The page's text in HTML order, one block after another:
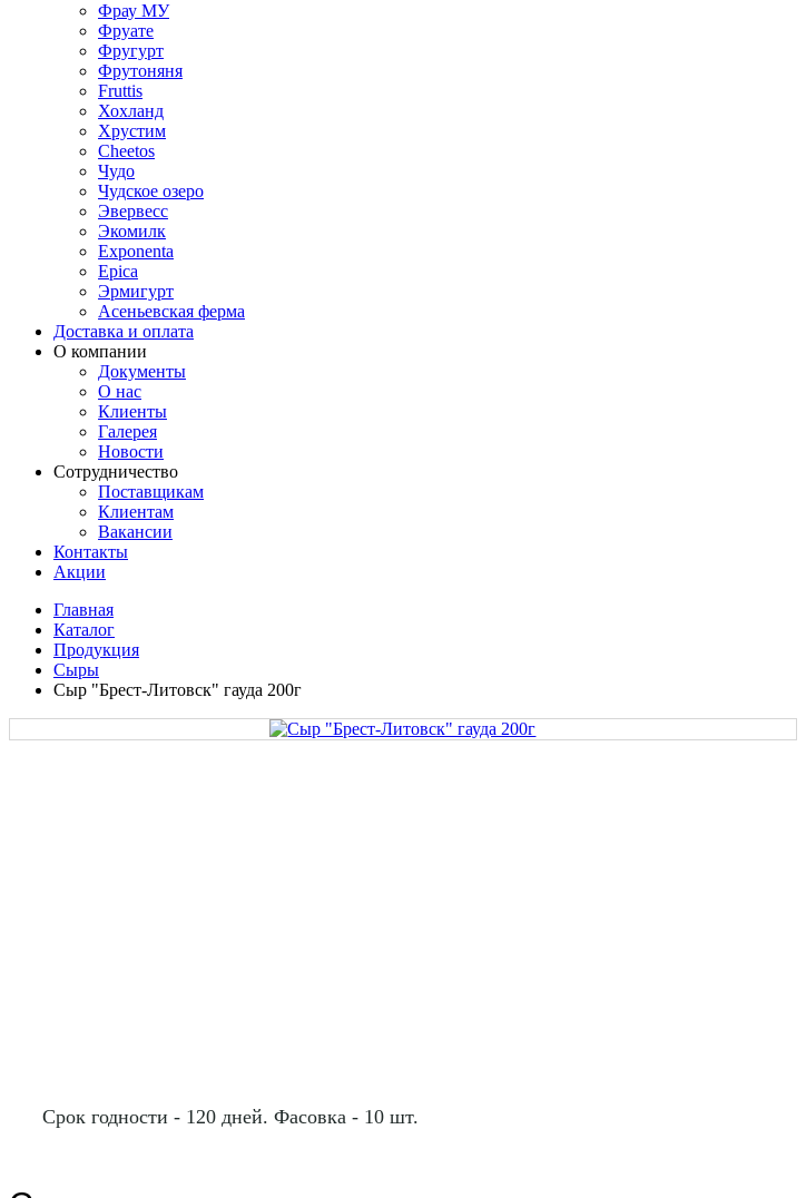
Фрау МУ
Фруате
Фругурт
Фрутоняня
Fruttis
Хохланд
Хрустим
Cheetos
Чудо
Чудское озеро
Эвервесс
Экомилк
Exponenta
Epica
Эрмигурт
Асеньевская ферма
Доставка и оплата
О компании
Документы
О нас
Клиенты
Галерея
Новости
Сотрудничество
Поставщикам
Клиентам
Вакансии
Контакты
Акции
Главная
Каталог
Продукция
Сыры
Сыр "Брест-Литовск" гауда 200г
Срок годности - 120 дней. Фасовка - 10 шт.